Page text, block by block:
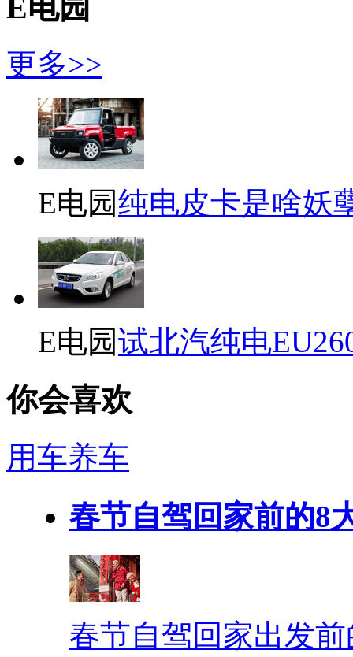
E电园
更多>>
E电园纯电皮卡是啥妖
E电园试北汽纯电
你会喜欢
用车养车
春节自驾回家前的8
春节自驾回家出发